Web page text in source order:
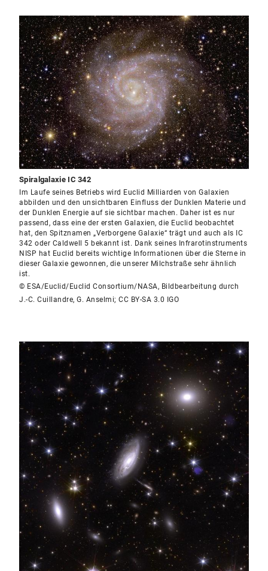
Spiralgalaxie IC 342
Im Laufe seines Betriebs wird Euclid Milliarden von Galaxien
abbilden und den unsichtbaren Einfluss der Dunklen Materie und
der Dunklen Energie auf sie sichtbar machen. Daher ist es nur
passend, dass eine der ersten Galaxien, die Euclid beobachtet
hat, den Spitznamen „Verborgene Galaxie“ trägt und auch als IC
342 oder Caldwell 5 bekannt ist. Dank seines Infrarotinstruments
NISP hat Euclid bereits wichtige Informationen über die Sterne in
dieser Galaxie gewonnen, die unserer Milchstraße sehr ähnlich
ist.
© ESA/Euclid/Euclid Consortium/NASA, Bildbearbeitung durch
J.-C. Cuillandre, G. Anselmi; CC BY-SA 3.0 IGO